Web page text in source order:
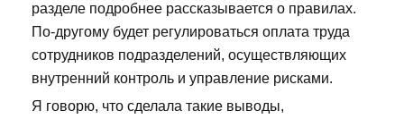
разделе подробнее рассказывается о правилах.
По-другому будет регулироваться оплата труда
сотрудников подразделений, осуществляющих
внутренний контроль и управление рисками.
Я говорю, что сделала такие выводы,